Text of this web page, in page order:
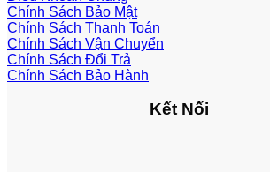
Chính Sách Bảo Mật
Chính Sách Thanh Toán
Chính Sách Vận Chuyển
Chính Sách Đổi Trả
Chính Sách Bảo Hành
Kết Nối